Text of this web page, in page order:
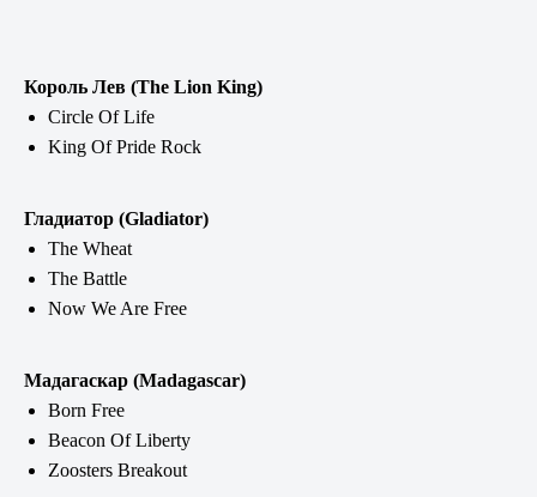
Король Лев (The Lion King)
Circle Of Life
King Of Pride Rock
Гладиатор (Gladiator)
The Wheat
The Battle
Now We Are Free
Мадагаскар (Madagascar)
Born Free
Beacon Of Liberty
Zoosters Breakout